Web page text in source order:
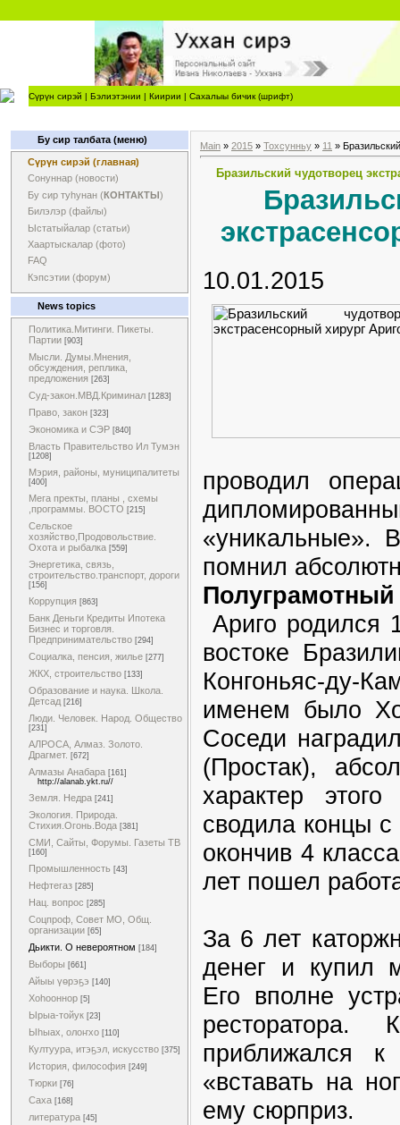
Сүрүн сирэй | Бэлиэтэнии | Киирии | Сахалыы бичик (шрифт)
Бу сир талбата (меню)
Сүрүн сирэй (главная)
Сонуннар (новости)
Бу сир туһунан (КОНТАКТЫ)
Билэлэр (файлы)
Ыстатыйалар (статьи)
Хаартыскалар (фото)
FAQ
Кэпсэтии (форум)
News topics
Политика.Митинги. Пикеты.
Партии [903]
Мысли. Думы.Мнения,
обсуждения, реплика,
предложения [263]
Суд-закон.МВД.Криминал [1283]
Право, закон [323]
Экономика и СЭР [840]
Власть Правительство Ил Тумэн
[1208]
Мэрия, районы, муниципалитеты
[400]
Мега пректы, планы , схемы
,программы. ВОСТО [215]
Сельское
хозяйство,Продовольствие.
Охота и рыбалка [559]
Энергетика, связь,
строительство.транспорт, дороги
[156]
Коррупция [863]
Банк Деньги Кредиты Ипотека
Бизнес и торговля.
Предпринимательство [294]
Социалка, пенсия, жилье [277]
ЖКХ, строительство [133]
Образование и наука. Школа.
Детсад [216]
Люди. Человек. Народ. Общество
[231]
АЛРОСА, Алмаз. Золото.
Драгмет. [672]
Алмазы Анабара [161]
http://alanab.ykt.ru//
Земля. Недра [241]
Экология. Природа.
Стихия.Огонь.Вода [381]
СМИ, Сайты, Форумы. Газеты ТВ
[160]
Промышленность [43]
Нефтегаз [285]
Нац. вопрос [285]
Соцпроф, Совет МО, Общ.
организации [65]
Дьикти. О невероятном [184]
Выборы [661]
Айыы үөрэҕэ [140]
Хоһооннор [5]
Ырыа-тойук [23]
Ыһыах, олоҥхо [110]
Култуура, итэҕэл, искусство [375]
История, философия [249]
Тюрки [76]
Саха [168]
литература [45]
Main » 2015 » Тохсунньу » 11 »
Бразильский чудотворец
10.01.2015
проводил
«уникальные».
помнил
Полуграмотный
Ариго родился
востоке
Конгоньяс-ду-
именем было
Соседи
(Простак),
характер
сводила концы
окончив 4
лет пошел
За 6 лет
денег и купил
Его вполне
ресторатора.
приближался
«вставать на
ему сюрприз.